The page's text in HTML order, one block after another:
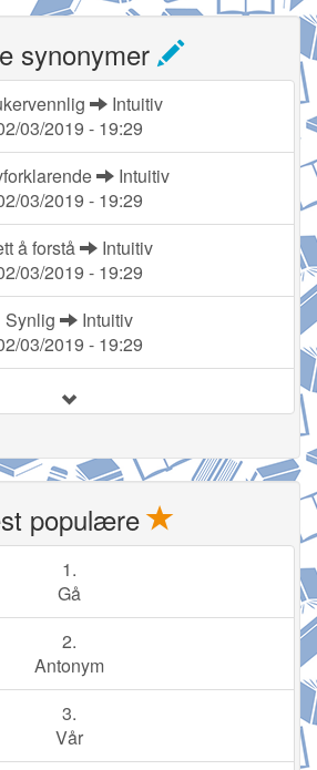
synonymer
Intuitiv
03/2019 - 19:29
Intuitiv
03/2019 - 19:29
å forstå
Intuitiv
03/2019 - 19:29
Synlig
Intuitiv
03/2019 - 19:29
populære
1.
Gå
2.
Antonym
3.
Vår